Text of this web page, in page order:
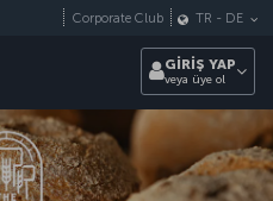
Corporate Club TR - DE
GİRİŞ YAP
veya üye ol